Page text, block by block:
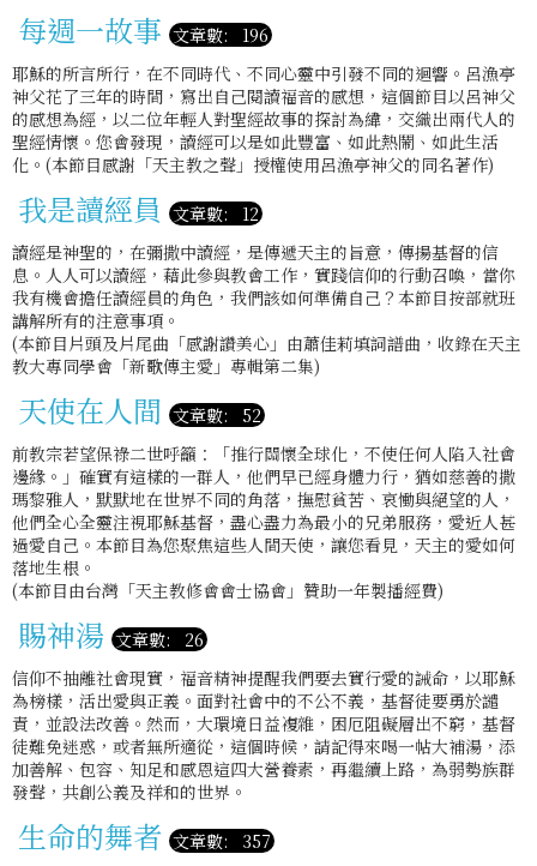
每週一故事 文章數: 196
耶穌的所言所行，在不同時代、不同心靈中引發不同的迴響。呂漁亭
神父花了三年的時間，寫出自己閱讀福音的感想，這個節目以呂神父
的感想為經，以二位年輕人對聖經故事的探討為緯，交織出兩代人的
聖經情懷。您會發現，讀經可以是如此豐富、如此熱鬧、如此生活
化。(本節目感謝「天主教之聲」授權使用呂漁亭神父的同名著作)
我是讀經員 文章數: 12
讀經是神聖的，在彌撒中讀經，是傳遞天主的旨意，傳揚基督的信
息。人人可以讀經，藉此參與教會工作，實踐信仰的行動召喚，當你
我有機會擔任讀經員的角色，我們該如何準備自己？本節目按部就班
講解所有的注意事項。
(本節目片頭及片尾曲「感謝讚美心」由蕭佳莉填詞譜曲，收錄在天主
教大專同學會「新歌傳主愛」專輯第二集)
天使在人間 文章數: 52
前教宗若望保祿二世呼籲：「推行關懷全球化，不使任何人陷入社會
邊緣。」確實有這樣的一群人，他們早已經身體力行，猶如慈善的撒
瑪黎雅人，默默地在世界不同的角落，撫慰貧苦、哀慟與絕望的人，
他們全心全靈注視耶穌基督，盡心盡力為最小的兄弟服務，愛近人甚
過愛自己。本節目為您聚焦這些人間天使，讓您看見，天主的愛如何
落地生根。
(本節目由台灣「天主教修會會士協會」贊助一年製播經費)
賜神湯 文章數: 26
信仰不抽離社會現實，福音精神提醒我們要去實行愛的誡命，以耶穌
為榜樣，活出愛與正義。面對社會中的不公不義，基督徒要勇於譴
責，並設法改善。然而，大環境日益複雜，困厄阻礙層出不窮，基督
徒難免迷惑，或者無所適從，這個時候，請記得來喝一帖大補湯，添
加善解、包容、知足和感恩這四大營養素，再繼續上路，為弱勢族群
發聲，共創公義及祥和的世界。
生命的舞者 文章數: 357